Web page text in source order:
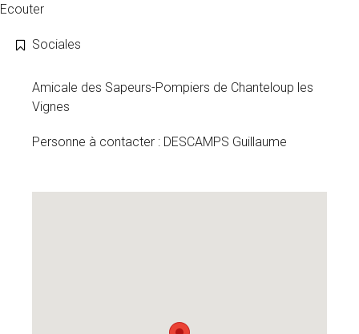
Ecouter
Sociales
Amicale des Sapeurs-Pompiers de Chanteloup les
Vignes
Personne à contacter : DESCAMPS Guillaume